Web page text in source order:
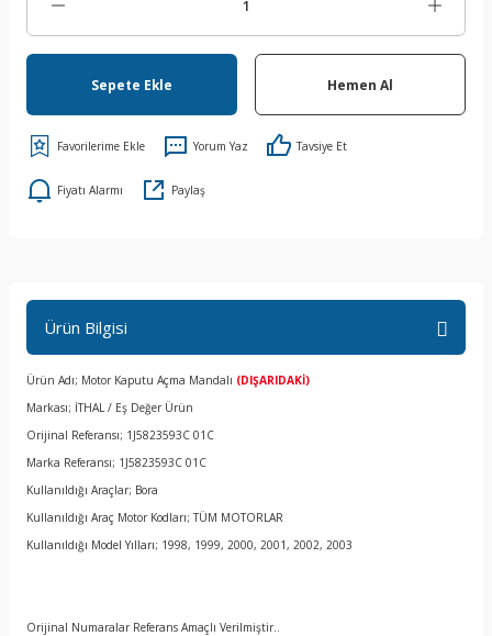
Sepete Ekle Hemen Al
Yorum Yaz Tavsiye Et
Fiyatı Alarmı Paylaş
Ürün Bilgisi
Ürün Adı; Motor Kaputu Açma Mandalı (DIŞARIDAKİ)
Markası; İTHAL / Eş Değer Ürün
Orijinal Referansı; 1J5823593C 01C
Marka Referansı; 1J5823593C 01C
Kullanıldığı Araçlar; Bora
Kullanıldığı Araç Motor Kodları; TÜM MOTORLAR
Kullanıldığı Model Yılları; 1998, 1999, 2000, 2001, 2002, 2003
Orijinal Numaralar Referans Amaçlı Verilmiştir..